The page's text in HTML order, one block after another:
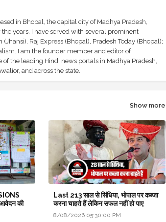
in Bhopal, the capital city of Madhya Pradesh,
years, I have served with several prominent
Raj Express (Bhopal), Pradesh Today (Bhopal);
I am the founder member and editor of
the leading Hindi news portals in Madhya Pradesh,
and across the state.
Show more
की
Last 213 साल से सिंधिया, भोपाल पर कब्जा
करना चाहते हैं लेकिन सफल नहीं हो पाए
8/08/2026 05:30:00 PM